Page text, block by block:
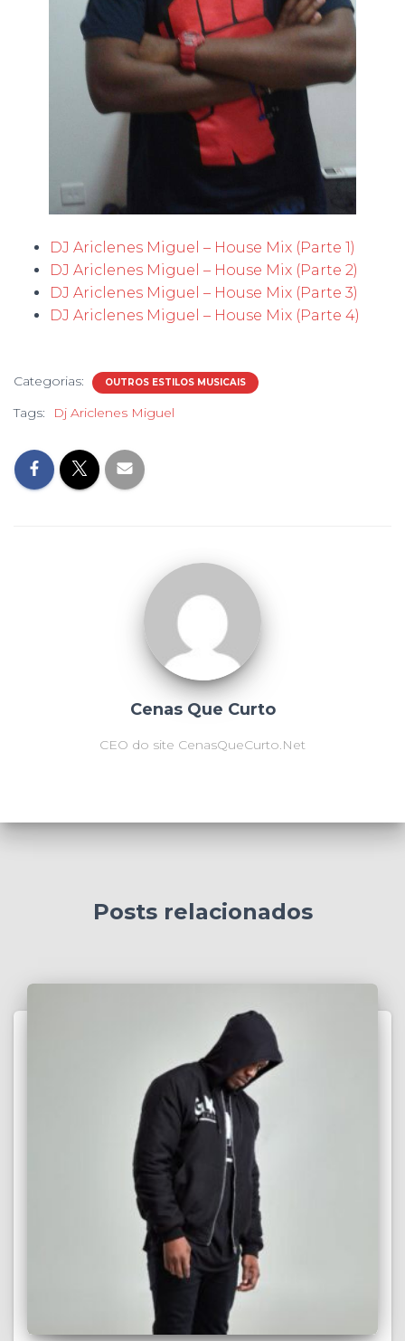
DJ Ariclenes Miguel – House Mix (Parte 1)
DJ Ariclenes Miguel – House Mix (Parte 2)
DJ Ariclenes Miguel – House Mix (Parte 3)
DJ Ariclenes Miguel – House Mix (Parte 4)
Categorias: OUTROS ESTILOS MUSICAIS
Tags: Dj Ariclenes Miguel
Cenas Que Curto
CEO do site CenasQueCurto.Net
Posts relacionados